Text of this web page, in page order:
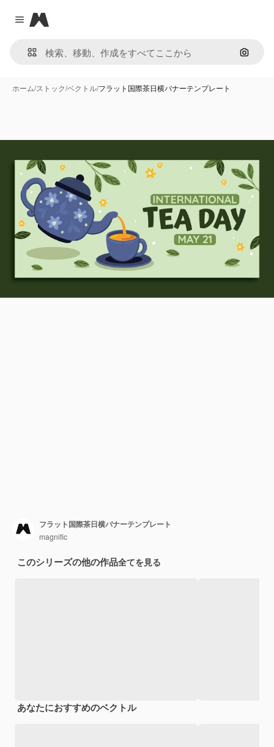
Close menu
Magnific
画像で
ホーム/ストック/ベクトル/フラット国際茶日横バナーテンプレート
フラット国際茶日横バナーテンプレート
magnific
このシリーズの他の作品全てを見る
あなたにおすすめのベクトル